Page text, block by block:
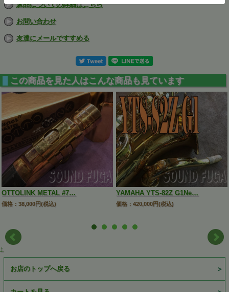
返品についての詳細はこちら
お問い合わせ
友達にメールですすめる
この商品を見た人はこんな商品も見ています
OTTOLINK METAL #7…
価格：38,000円(税込)
YAMAHA YTS-82Z G1Ne…
価格：420,000円(税込)
↑
お店のトップへ戻る